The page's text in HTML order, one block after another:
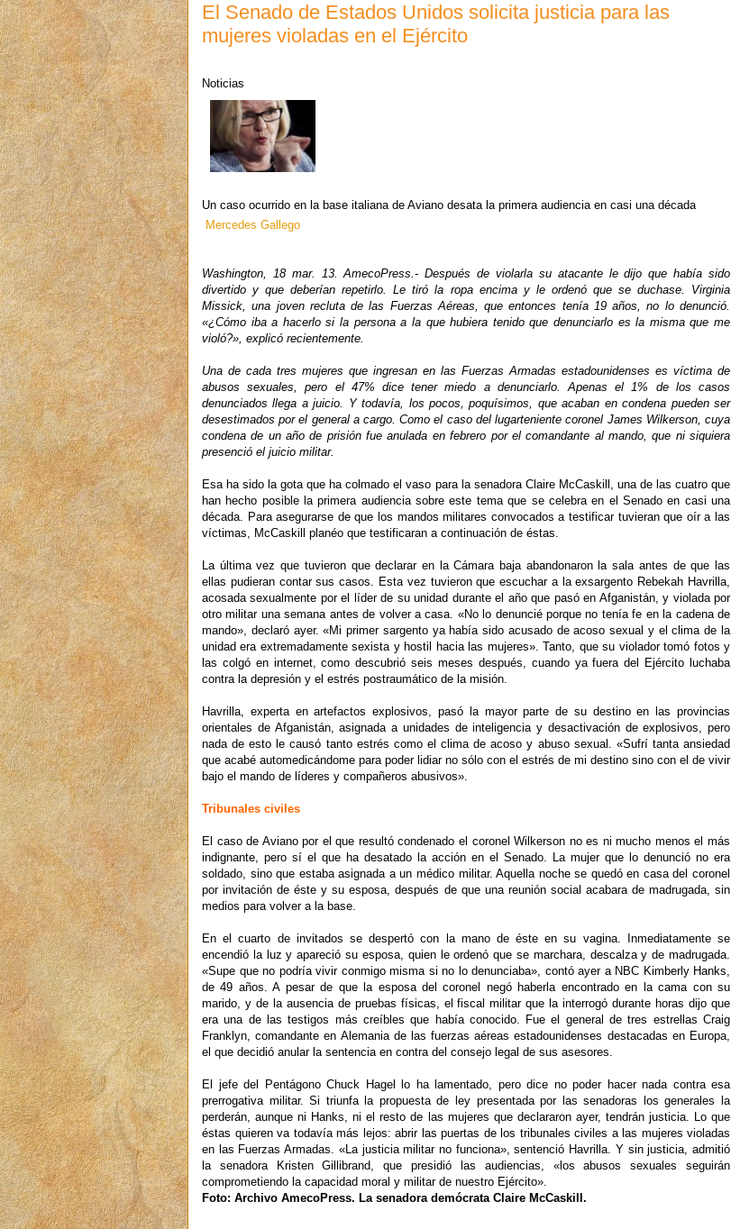
El Senado de Estados Unidos solicita justicia para las
mujeres violadas en el Ejército
Noticias
Un caso ocurrido en la base italiana de Aviano desata la primera audiencia en casi una década
Mercedes Gallego
Washington, 18 mar. 13. AmecoPress.- Después de violarla su atacante le dijo que había sido
divertido y que deberían repetirlo. Le tiró la ropa encima y le ordenó que se duchase. Virginia
Missick, una joven recluta de las Fuerzas Aéreas, que entonces tenía 19 años, no lo denunció.
«¿Cómo iba a hacerlo si la persona a la que hubiera tenido que denunciarlo es la misma que me
violó?», explicó recientemente.
Una de cada tres mujeres que ingresan en las Fuerzas Armadas estadounidenses es víctima de
abusos sexuales, pero el 47% dice tener miedo a denunciarlo. Apenas el 1% de los casos
denunciados llega a juicio. Y todavía, los pocos, poquísimos, que acaban en condena pueden ser
desestimados por el general a cargo. Como el caso del lugarteniente coronel James Wilkerson, cuya
condena de un año de prisión fue anulada en febrero por el comandante al mando, que ni siquiera
presenció el juicio militar.
Esa ha sido la gota que ha colmado el vaso para la senadora Claire McCaskill, una de las cuatro que
han hecho posible la primera audiencia sobre este tema que se celebra en el Senado en casi una
década. Para asegurarse de que los mandos militares convocados a testificar tuvieran que oír a las
víctimas, McCaskill planéo que testificaran a continuación de éstas.
La última vez que tuvieron que declarar en la Cámara baja abandonaron la sala antes de que las
ellas pudieran contar sus casos. Esta vez tuvieron que escuchar a la exsargento Rebekah Havrilla,
acosada sexualmente por el líder de su unidad durante el año que pasó en Afganistán, y violada por
otro militar una semana antes de volver a casa. «No lo denuncié porque no tenía fe en la cadena de
mando», declaró ayer. «Mi primer sargento ya había sido acusado de acoso sexual y el clima de la
unidad era extremadamente sexista y hostil hacia las mujeres». Tanto, que su violador tomó fotos y
las colgó en internet, como descubrió seis meses después, cuando ya fuera del Ejército luchaba
contra la depresión y el estrés postraumático de la misión.
Havrilla, experta en artefactos explosivos, pasó la mayor parte de su destino en las provincias
orientales de Afganistán, asignada a unidades de inteligencia y desactivación de explosivos, pero
nada de esto le causó tanto estrés como el clima de acoso y abuso sexual. «Sufrí tanta ansiedad
que acabé automedicándome para poder lidiar no sólo con el estrés de mi destino sino con el de vivir
bajo el mando de líderes y compañeros abusivos».
Tribunales civiles
El caso de Aviano por el que resultó condenado el coronel Wilkerson no es ni mucho menos el más
indignante, pero sí el que ha desatado la acción en el Senado. La mujer que lo denunció no era
soldado, sino que estaba asignada a un médico militar. Aquella noche se quedó en casa del coronel
por invitación de éste y su esposa, después de que una reunión social acabara de madrugada, sin
medios para volver a la base.
En el cuarto de invitados se despertó con la mano de éste en su vagina. Inmediatamente se
encendió la luz y apareció su esposa, quien le ordenó que se marchara, descalza y de madrugada.
«Supe que no podría vivir conmigo misma si no lo denunciaba», contó ayer a NBC Kimberly Hanks,
de 49 años. A pesar de que la esposa del coronel negó haberla encontrado en la cama con su
marido, y de la ausencia de pruebas físicas, el fiscal militar que la interrogó durante horas dijo que
era una de las testigos más creíbles que había conocido. Fue el general de tres estrellas Craig
Franklyn, comandante en Alemania de las fuerzas aéreas estadounidenses destacadas en Europa,
el que decidió anular la sentencia en contra del consejo legal de sus asesores.
El jefe del Pentágono Chuck Hagel lo ha lamentado, pero dice no poder hacer nada contra esa
prerrogativa militar. Si triunfa la propuesta de ley presentada por las senadoras los generales la
perderán, aunque ni Hanks, ni el resto de las mujeres que declararon ayer, tendrán justicia. Lo que
éstas quieren va todavía más lejos: abrir las puertas de los tribunales civiles a las mujeres violadas
en las Fuerzas Armadas. «La justicia militar no funciona», sentenció Havrilla. Y sin justicia, admitió
la senadora Kristen Gillibrand, que presidió las audiencias, «los abusos sexuales seguirán
comprometiendo la capacidad moral y militar de nuestro Ejército».
Foto: Archivo AmecoPress. La senadora demócrata Claire McCaskill.